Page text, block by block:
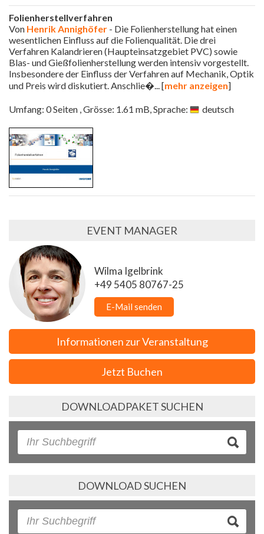
Folienherstellverfahren
Von Henrik Annighöfer - Die Folienherstellung hat einen
wesentlichen Einfluss auf die Folienqualität. Die drei
Verfahren Kalandrieren (Haupteinsatzgebiet PVC) sowie
Blas- und Gießfolienherstellung werden intensiv vorgestellt.
Insbesondere der Einfluss der Verfahren auf Mechanik, Optik
und Preis wird diskutiert. Anschlie�... [mehr anzeigen]
Umfang: 0 Seiten , Grösse: 1.61 mB, Sprache: deutsch
EVENT MANAGER
Wilma Igelbrink
+49 5405 80767-25
E-Mail senden
Informationen zur Veranstaltung
Jetzt Buchen
DOWNLOADPAKET SUCHEN
DOWNLOAD SUCHEN